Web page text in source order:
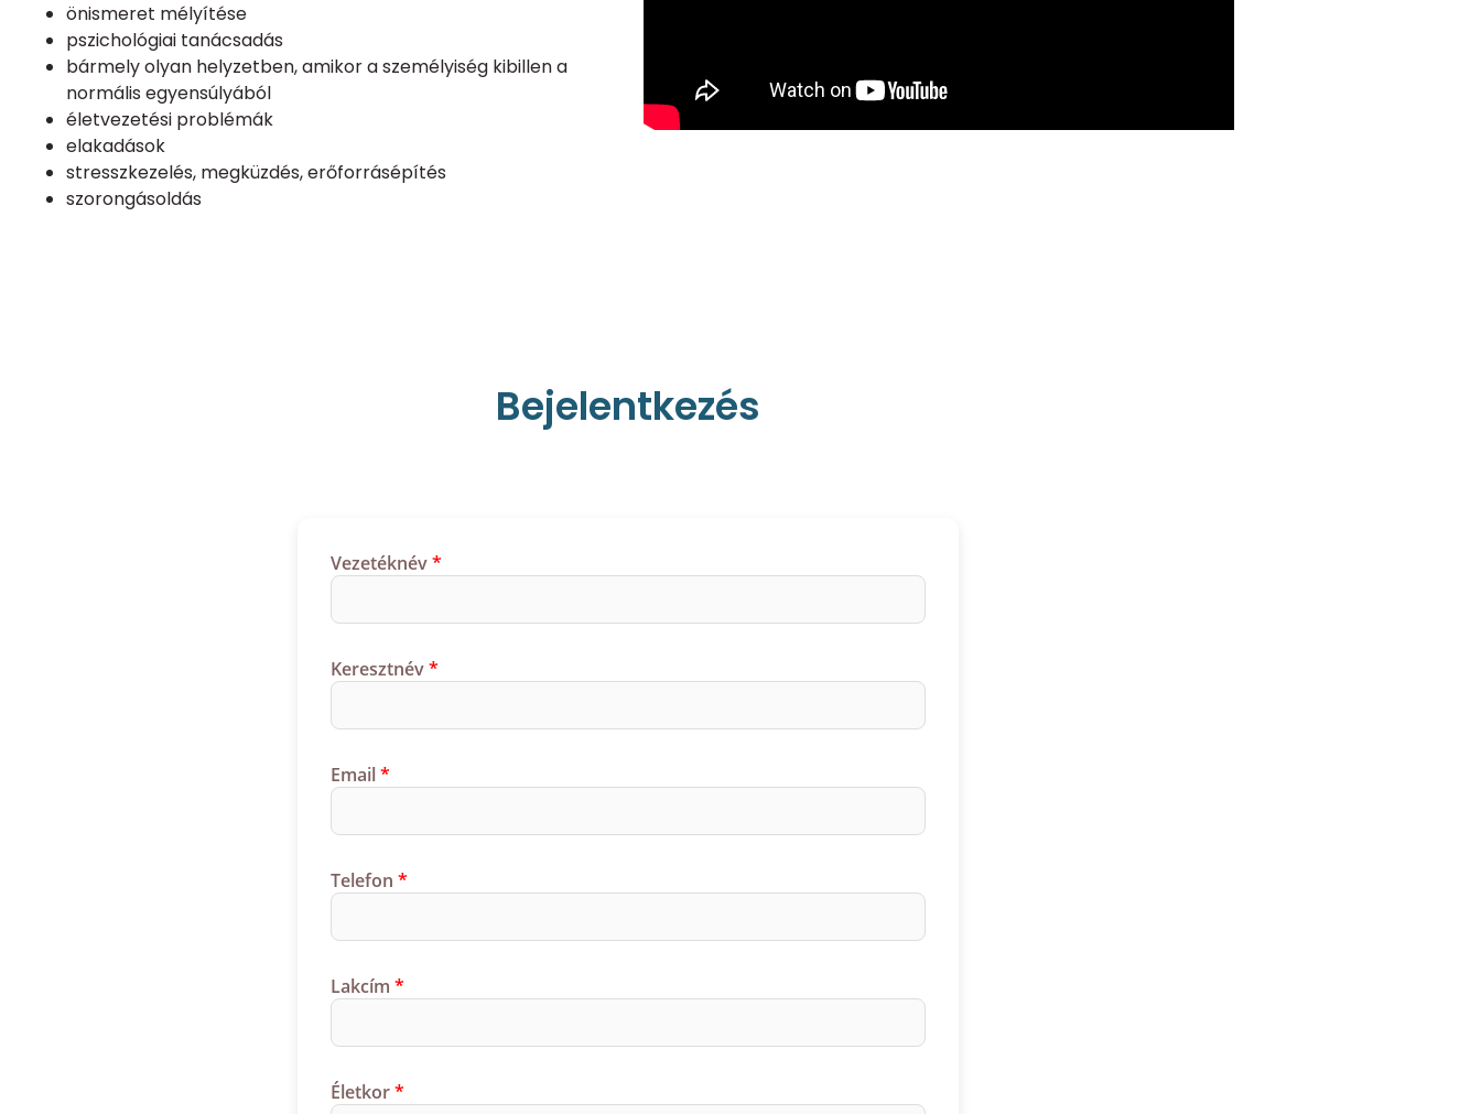
önismeret mélyítése
pszichológiai tanácsadás
bármely olyan helyzetben, amikor a személyiség kibillen a
normális egyensúlyából
életvezetési problémák
elakadások
stresszkezelés, megküzdés, erőforrásépítés
szorongásoldás
Bejelentkezés